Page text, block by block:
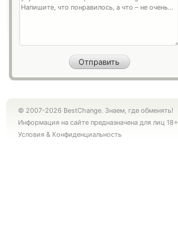
© 2007-2026 BestChange. Знаем, где обменять!
Информация на сайте предназначена для лиц 18+
Условия & Конфиденциальность